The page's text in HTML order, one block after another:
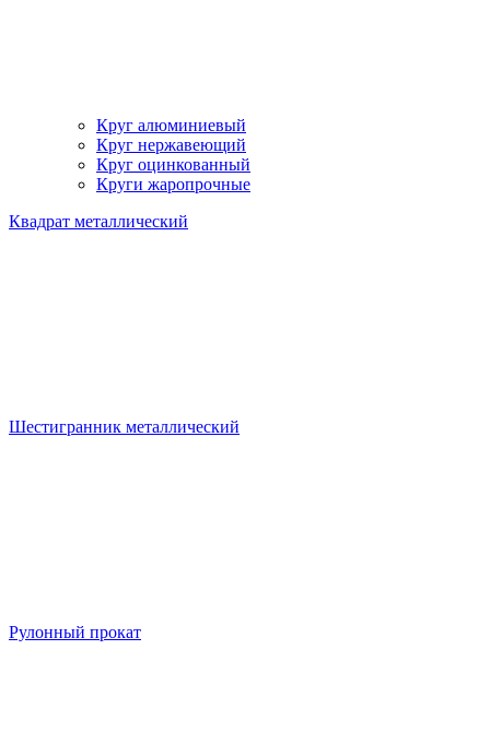
Круг алюминиевый
Круг нержавеющий
Круг оцинкованный
Круги жаропрочные
Квадрат металлический
Шестигранник металлический
Рулонный прокат